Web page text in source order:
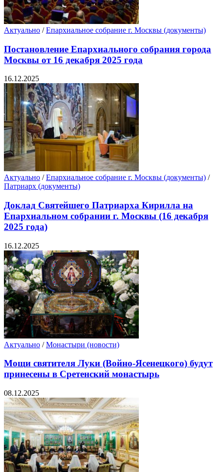
Актуально /Епархиальное собрание г. Москвы (документы)
Постановление Епархиального собрания города
Москвы от 16 декабря 2025 года
16.12.2025
Актуально /Епархиальное собрание г. Москвы (документы) /
Патриарх (документы)
Доклад Святейшего Патриарха Кирилла на
Епархиальном собрании г. Москвы (16 декабря
2025 года)
16.12.2025
Актуально /Монастыри (новости)
Мощи святителя Луки (Войно-Ясенецкого) будут
принесены в Сретенский монастырь
08.12.2025